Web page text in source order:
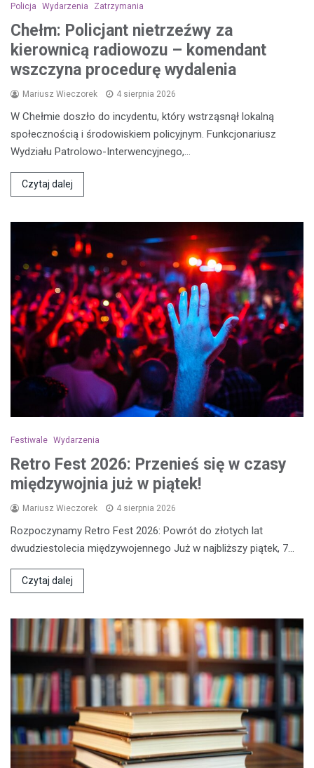
Policja Wydarzenia Zatrzymania
Chełm: Policjant nietrzeźwy za
kierownicą radiowozu – komendant
wszczyna procedurę wydalenia
Mariusz Wieczorek 4 sierpnia 2026
W Chełmie doszło do incydentu, który wstrząsnął lokalną
społecznością i środowiskiem policyjnym. Funkcjonariusz
Wydziału Patrolowo-Interwencyjnego,…
Czytaj dalej
Festiwale Wydarzenia
Retro Fest 2026: Przenieś się w czasy
międzywojnia już w piątek!
Mariusz Wieczorek 4 sierpnia 2026
Rozpoczynamy Retro Fest 2026: Powrót do złotych lat
dwudziestolecia międzywojennego Już w najbliższy piątek, 7…
Czytaj dalej